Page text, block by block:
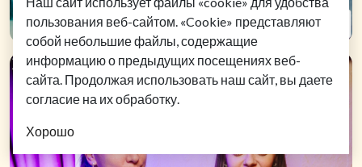
пользования веб-сайтом. «Cookie» представляют
собой небольшие файлы, содержащие
информацию о предыдущих посещениях веб-
сайта. Продолжая использовать наш сайт, вы даете
согласие на их обработку.
Хорошо